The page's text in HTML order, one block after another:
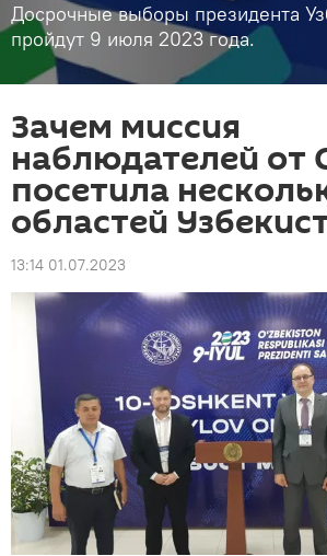
Досрочные выборы президента
пройдут 9 июля 2023 года.
Зачем миссия
наблюдателей от
посетила
областей
13:14 01.07.2023